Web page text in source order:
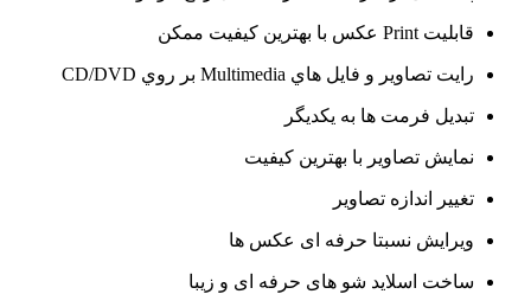
قابليت Print عکس با بهترين کيفيت ممکن
رايت تصاوير و فايل هاي Multimedia بر روي CD/DVD
تبدیل فرمت ها به یکدیگر
نمایش تصاویر با بهترین کیفیت
تغییر اندازه تصاویر
ویرایش نسبتا حرفه ای عکس ها
ساخت اسلاید شو های حرفه ای و زیبا